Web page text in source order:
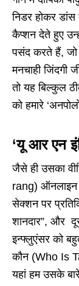
निडर होकर डांस
कैप्शन देते हुए
पसंद करते हैं,
मनचाही जिंदगी
तो यह बिल्कुल
को हमारे
‘यू आर एन
जैसे ही उसका
rang)
सेक्शन पर
शानदार”, और
इन्फ्लुएंसर को
कौन (Who Is
यहां हम उसके